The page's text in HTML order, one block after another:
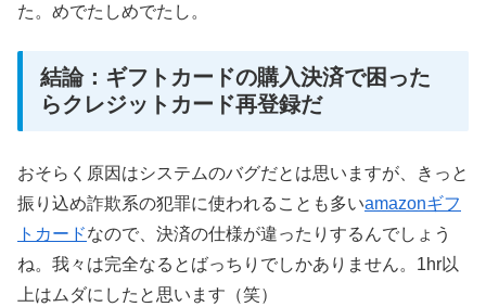
た。めでたしめでたし。
結論：ギフトカードの購入決済で困った
らクレジットカード再登録だ
おそらく原因はシステムのバグだとは思いますが、きっと
振り込め詐欺系の犯罪に使われることも多いamazonギフ
トカードなので、決済の仕様が違ったりするんでしょう
ね。我々は完全なるとばっちりでしかありません。1hr以
上はムダにしたと思います（笑）